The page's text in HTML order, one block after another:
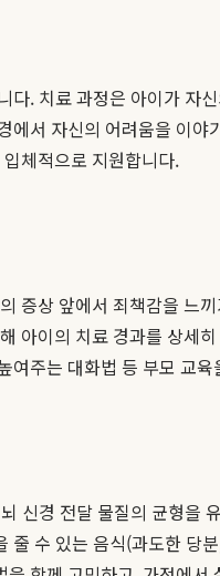
. 치료 과정은 아이가 자
서 자신의 어려움을 이
체적으로 지원합니다.
상 앞에서 죄책감을 느
이의 치료 경과를 상세
주는 대화법 등 부모 교
신경 전달 물질의 균형을
수 있는 음식(과도한 당